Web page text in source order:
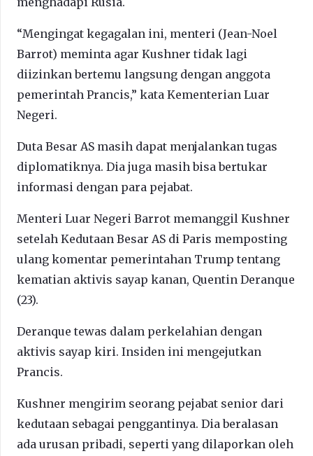
“Mengingat kegagalan ini, menteri (Jean-Noel
Barrot) meminta agar Kushner tidak lagi
diizinkan bertemu langsung dengan anggota
pemerintah Prancis,” kata Kementerian Luar
Negeri.
Duta Besar AS masih dapat menjalankan tugas
diplomatiknya. Dia juga masih bisa bertukar
informasi dengan para pejabat.
Menteri Luar Negeri Barrot memanggil Kushner
setelah Kedutaan Besar AS di Paris memposting
ulang komentar pemerintahan Trump tentang
kematian aktivis sayap kanan, Quentin Deranque
(23).
Deranque tewas dalam perkelahian dengan
aktivis sayap kiri. Insiden ini mengejutkan
Prancis.
Kushner mengirim seorang pejabat senior dari
kedutaan sebagai penggantinya. Dia beralasan
ada urusan pribadi, seperti yang dilaporkan oleh